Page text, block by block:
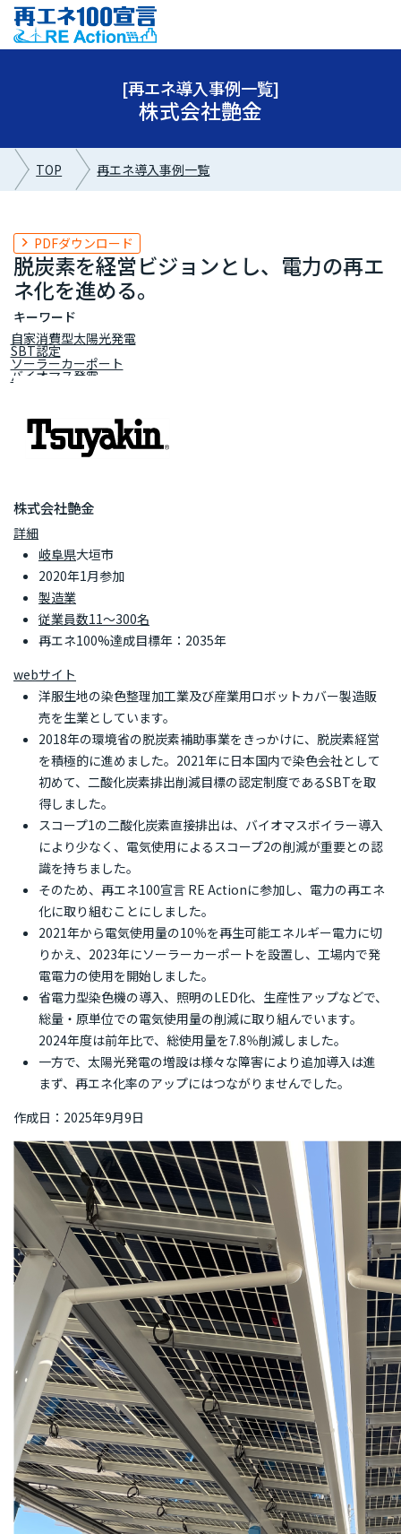
[再エネ導入事例一覧]
株式会社艶金
TOP 再エネ導入事例一覧
PDFダウンロード
脱炭素を経営ビジョンとし、電力の再エ
ネ化を進める。
キーワード
自家消費型太陽光発電
SBT認定
ソーラーカーポート
バイオマス発電
株式会社艶金
詳細
岐阜県大垣市
2020年1月参加
製造業
従業員数11～300名
再エネ100%達成目標年：2035年
webサイト
洋服生地の染色整理加工業及び産業用ロボットカバー製造販
売を生業としています。
2018年の環境省の脱炭素補助事業をきっかけに、脱炭素経営
を積極的に進めました。2021年に日本国内で染色会社として
初めて、二酸化炭素排出削減目標の認定制度であるSBTを取
得しました。
スコープ1の二酸化炭素直接排出は、バイオマスボイラー導入
により少なく、電気使用によるスコープ2の削減が重要との認
識を持ちました。
そのため、再エネ100宣言 RE Actionに参加し、電力の再エネ
化に取り組むことにしました。
2021年から電気使用量の10％を再生可能エネルギー電力に切
りかえ、2023年にソーラーカーポートを設置し、工場内で発
電電力の使用を開始しました。
省電力型染色機の導入、照明のLED化、生産性アップなどで、
総量・原単位での電気使用量の削減に取り組んでいます。
2024年度は前年比で、総使用量を7.8％削減しました。
一方で、太陽光発電の増設は様々な障害により追加導入は進
まず、再エネ化率のアップにはつながりませんでした。
作成日：2025年9月9日